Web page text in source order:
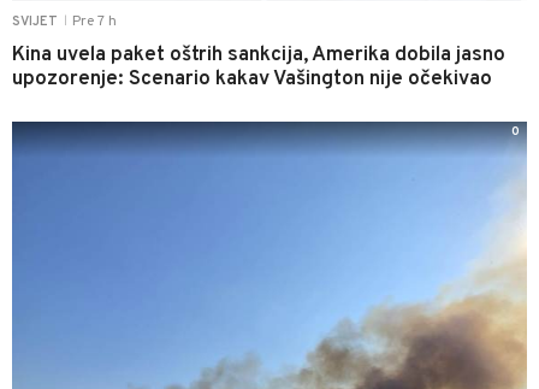
SVIJET Pre 7 h
Kina uvela paket oštrih sankcija, Amerika dobila jasno
upozorenje: Scenario kakav Vašington nije očekivao
0